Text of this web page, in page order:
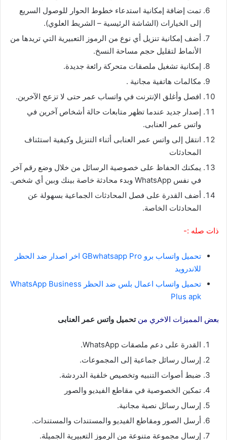
تمت إضافة إمكانية استدعاء خطوط الحوار للوصول السريع
إلى الخيارات (الشاشة الرئيسية – الشريط العلوي).
أضف إمكانية تنزيل أي نوع من الرموز التعبيرية التي تريدها من
الأنماط لتقليل حجم مساحة النسخ.
إمكانية تشغيل ملصقات متحركة رائعة جديدة.
مكالمات هاتفية مجانية .
افصل وأغلق الإنترنت في واتساب عمر حتى لا تزعج الآخرين.
إصدار جديد عندما تظهر متابعات حالة أشخاص آخرين في
واتس عمر العنابى.
انتقل إلى واتس عمر العنابى أثناء التنزيل وكيفية استئناف
المحادثات
يمكنك الحفاظ على خصوصية الرسائل من خلال وضع رقم آخر
في نفس WhatsApp وبدء محادثة خاصة بينك وبين أي شخص.
أضف القدرة على فصل المحادثات الجماعية بسهولة عن
المحادثات الخاصة.
ذات صله :-
تحميل واتساب برو GBwhatsapp Pro اخر اصدار ضد الحظر
للاندرويد
تحميل واتساب اعمال بلس ضد الحظر WhatsApp Business
Plus apk
بعض المميزات الاخري من تحميل واتس عمر العنابى
القدرة على دعم ملصقات WhatsApp.
إرسال رسائل جماعية إلى المجموعات.
ضبط أصوات التنبيه وتخصيص خلفية الدردشة.
تمكين الخصوصية في مقاطع الفيديو والصور
إرسال رسائل نصية مجانية.
أرسل الصور ومقاطع الفيديو والمستندات والمستندات.
إرسال مجموعة متنوعة من الرموز التعبيرية الجميلة.